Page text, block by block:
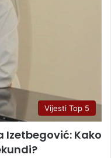
Vijesti Top 5
Izetbegović: Kako